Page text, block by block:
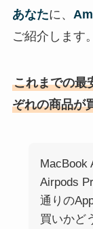
あなたに、
ご紹介します。
これまでの最
ぞれの商品が
MacBook
Airpods
通りの
買いかど